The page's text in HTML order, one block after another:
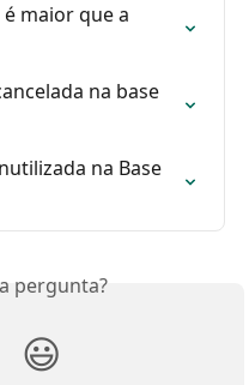
é maior que a
na base
na Base
pergunta?
😃